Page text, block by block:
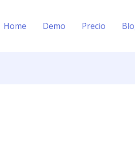
Home Demo Precio